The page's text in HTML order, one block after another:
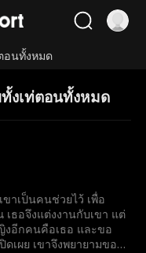
อนทั้งหมด
งเท่ตอนทั้งหมด
าเป็นคนช่วยไว้ เพื่อ
ธอจึงแต่งงานกับเขา แต่
งอีกคนคือเธอ และขอ
ดเผย เขาจึงพยายามขอ